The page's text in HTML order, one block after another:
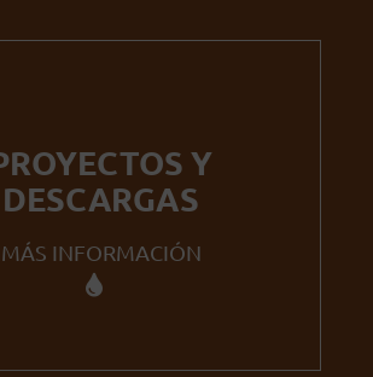
Y
DESCARGAS
MÁS INFORMACIÓN